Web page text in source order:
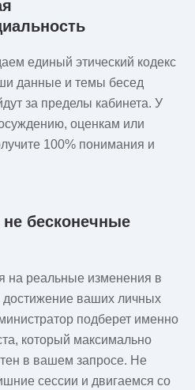
единый этический кодекс
данные и темы бесед
за пределы кабинета. У
оценкам или
100% понимания и
бесконечные
на реальные изменения в
ваших личных
подберет именно
который максимально
в вашем запросе. Не
сессии и двигаемся со